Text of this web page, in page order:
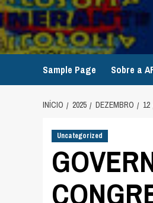
Avançar
para
o
conteúdo
Sample Page Sobre a
INÍCIO 2025 DEZEMBRO 12
Uncategorized